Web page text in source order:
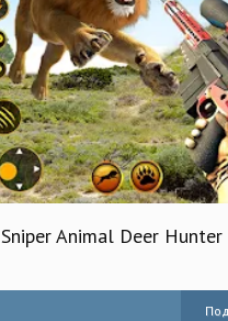
Sniper Animal Deer Hunter